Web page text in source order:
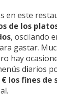
en este
de los
, oscilando
gastar.
hay
diarios
€ los fines de